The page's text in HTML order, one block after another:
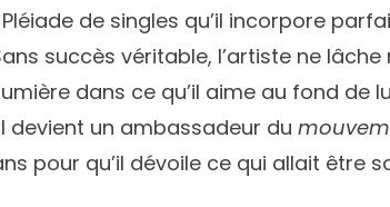
Pléiade de singles qu’il incorpore
succès véritable, l’artiste ne lâche
dans ce qu’il aime au fond de
devient un ambassadeur du
pour qu’il dévoile ce qui allait être